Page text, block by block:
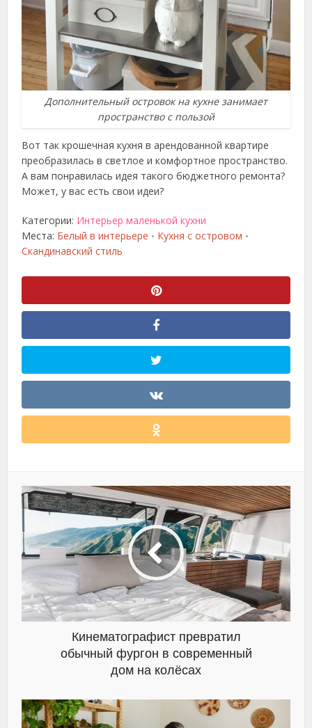
Дополнительный островок на кухне занимает
пространство с пользой
Вот так крошечная кухня в арендованной квартире
преобразилась в светлое и комфортное пространство.
А вам понравилась идея такого бюджетного ремонта?
Может, у вас есть свои идеи?
Категории: Интерьер маленькой кухни
Места: Белый в интерьере • Кухня с островом •
Скандинавский стиль
Кинематографист превратил
обычный фургон в современный
дом на колёсах